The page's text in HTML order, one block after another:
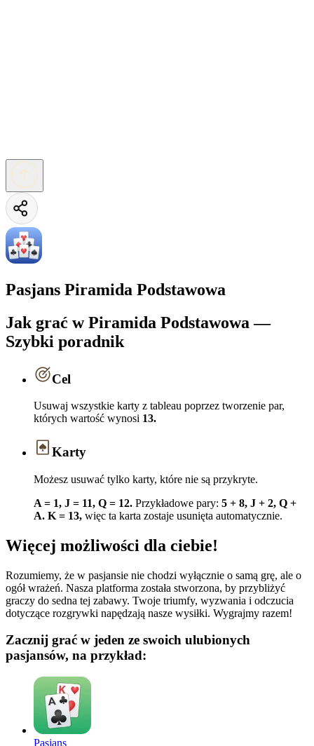
Pasjans Piramida Podstawowa
Jak grać w Piramida Podstawowa —
Szybki poradnik
Cel
Usuwaj wszystkie karty z tableau poprzez tworzenie par,
których wartość wynosi 13.
Karty
Możesz usuwać tylko karty, które nie są przykryte.
A = 1, J = 11, Q = 12. Przykładowe pary: 5 + 8, J + 2, Q +
A. K = 13, więc ta karta zostaje usunięta automatycznie.
Więcej możliwości dla ciebie!
Rozumiemy, że w pasjansie nie chodzi wyłącznie o samą grę, ale o
ogół wrażeń. Nasza platforma została stworzona, by przybliżyć
graczy do sedna tej zabawy. Twoje triumfy, wyzwania i odczucia
dotyczące rozgrywki napędzają nasze wysiłki. Wygrajmy razem!
Zacznij grać w jeden ze swoich ulubionych
pasjansów, na przykład:
Pasjans